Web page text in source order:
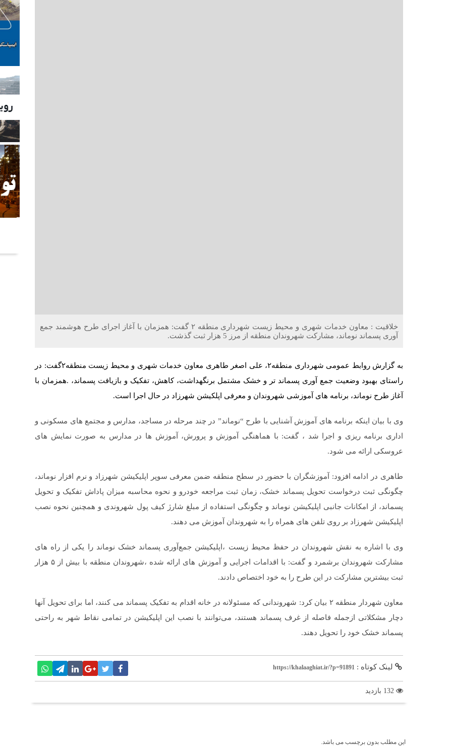
خلاقیت : معاون خدمات شهری و محیط زیست شهرداری منطقه ۲ گفت: همزمان با آغاز اجرای طرح هوشمند جمع
آوری پسماند نوماند، مشارکت شهروندان منطقه از مرز 5 هزار ثبت گذشت.
به گزارش روابط عمومی شهرداری منطقه۲، علی اصغر طاهری معاون خدمات شهری و محیط زیست منطقه۲گفت: در
راستای بهبود وضعیت جمع آوری پسماند تر و خشک مشتمل برنگهداشت، کاهش، تفکیک و بازیافت پسماند، .همزمان با
آغاز طرح نوماند، برنامه های آموزشی شهروندان و معرفی اپلکیشن شهرزاد در حال اجرا است.
وی با بیان اینکه برنامه های آموزش آشنایی با طرح “نوماند” در چند مرحله در مساجد، مدارس و مجتمع های مسکونی و
اداری برنامه ریزی و اجرا شد ، گفت: با هماهنگی آموزش و پرورش، آموزش ها در مدارس به صورت نمایش های
عروسکی ارائه می شود.
طاهری در ادامه افزود: آموزشگران با حضور در سطح منطقه ضمن معرفی سوپر اپلیکیشن شهرزاد و نرم افزار نوماند،
چگونگی ثبت درخواست تحویل پسماند خشک، زمان ثبت مراجعه خودرو و نحوه محاسبه میزان پاداش تفکیک و تحویل
پسماند، از امکانات جانبی اپلیکیشن نوماند و چگونگی استفاده از مبلغ شارژ کیف پول شهروندی و همچنین نحوه نصب
اپلیکیشن شهرزاد بر روی تلفن های همراه را به شهروندان آموزش می دهند.
وی با اشاره به نقش شهروندان در حفظ محیط زیست ،اپلیکیشن جمع‌آوری پسماند خشک نوماند را یکی از راه های
مشارکت شهروندان برشمرد و گفت: با اقدامات اجرایی و آموزش های ارائه شده ،شهروندان منطقه با بیش از ۵ هزار
ثبت بیشترین مشارکت در این طرح را به خود اختصاص دادند.
معاون شهردار منطقه ۲ بیان کرد: شهروندانی که مسئولانه در خانه اقدام به تفکیک پسماند می کنند، اما برای تحویل آنها
دچار مشکلاتی ازجمله فاصله از غرف پسماند هستند، می‌توانند با نصب این اپلیکیشن در تمامی نقاط شهر به‌ راحتی
پسماند خشک خود را تحویل دهند.
لینک کوتاه : https://khalaaghiat.ir/?p=91891
این مطلب بدون برچسب می باشد.